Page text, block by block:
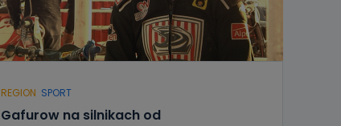
REGION SPORT
Gafurow na silnikach od